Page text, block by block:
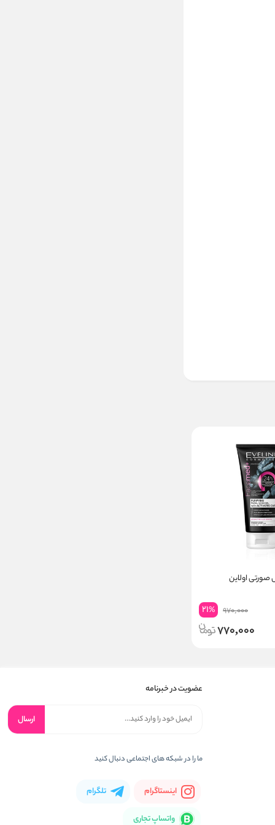
اولاین
970,000
21%
770,000
عضویت در خبرنامه
ارسال
ما را در شبکه های اجتماعی دنبال کنید
اینستاگرام تلگرام
واتساپ تجاری